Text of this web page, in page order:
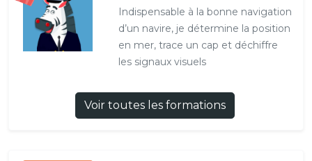
Indispensable à la bonne navigation
d’un navire, je détermine la position
en mer, trace un cap et déchiffre
les signaux visuels
Voir toutes les formations